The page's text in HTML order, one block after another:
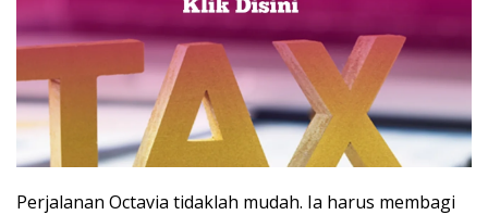
Perjalanan Octavia tidaklah mudah. Ia harus membagi